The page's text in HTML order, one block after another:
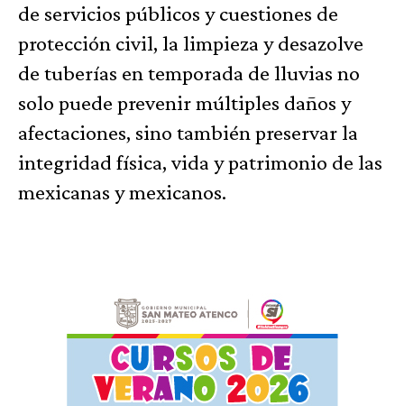
de servicios públicos y cuestiones de
protección civil, la limpieza y desazolve
de tuberías en temporada de lluvias no
solo puede prevenir múltiples daños y
afectaciones, sino también preservar la
integridad física, vida y patrimonio de las
mexicanas y mexicanos.